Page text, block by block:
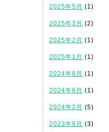
2025年5月 (1)
2025年3月 (2)
2025年2月 (1)
2025年1月 (1)
2024年8月 (1)
2024年6月 (1)
2024年2月 (5)
2023年8月 (3)